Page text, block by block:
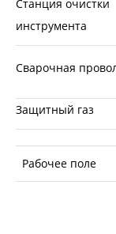
Станция очистки
инструмента
Сварочная
Защитный газ
Рабочее поле